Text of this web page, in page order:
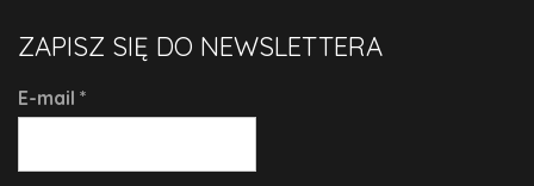
ZAPISZ SIĘ DO NEWSLETTERA
E-mail *